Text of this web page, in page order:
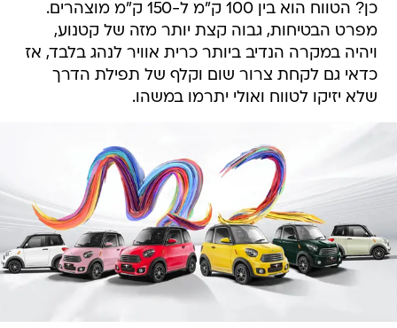
כן? הטווח הוא בין 100 ק"מ ל-150 ק"מ מוצהרים.
מפרט הבטיחות, גבוה קצת יותר מזה של קטנוע,
ויהיה במקרה הנדיב ביותר כרית אוויר לנהג בלבד, אז
כדאי גם לקחת צרור שום וקלף של תפילת הדרך
שלא יזיקו לטווח ואולי יתרמו במשהו.